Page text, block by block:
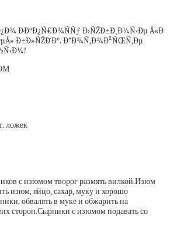
ложек
с изюмом творог размять вилкой.Изюм
изюм, яйцо, сахар, муку и хорошо
обвалять в муке и обжарить на
сторон.Сырники с изюмом подавать со